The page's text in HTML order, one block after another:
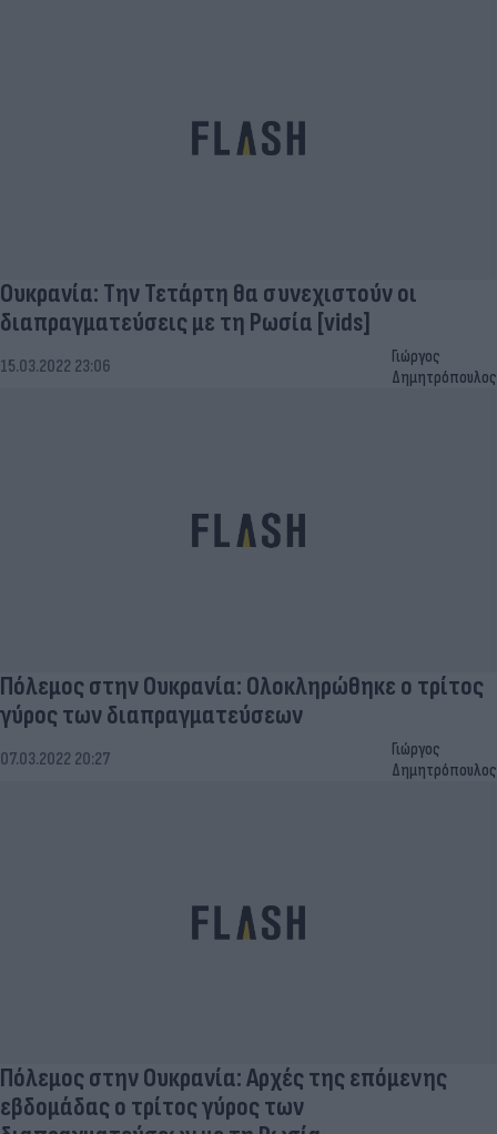
Ουκρανία: Την Τετάρτη θα συνεχιστούν οι
διαπραγματεύσεις με τη Ρωσία [vids]
15.03.2022 23:06
Γιώργος
Δημητρόπουλος
Πόλεμος στην Ουκρανία: Ολοκληρώθηκε ο τρίτος
γύρος των διαπραγματεύσεων
07.03.2022 20:27
Γιώργος
Δημητρόπουλος
Πόλεμος στην Ουκρανία: Αρχές της επόμενης
εβδομάδας ο τρίτος γύρος των